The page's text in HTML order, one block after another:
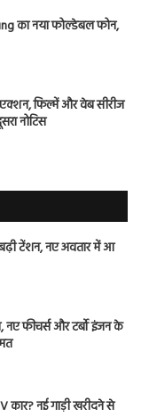
का नया फोल्डेबल फोन,
फिल्में और वेब सीरीज
नोटिस
टेंशन, नए अवतार में आ
नए फीचर्स और टर्बो इंजन के
कार? नई गाड़ी खरीदने से